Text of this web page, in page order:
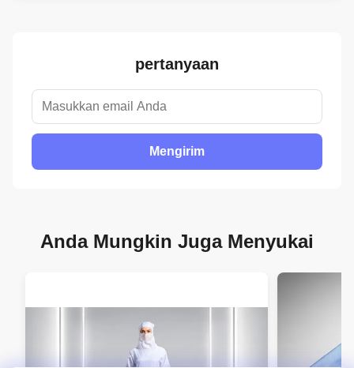
pertanyaan
Mengirim
Anda Mungkin Juga Menyukai